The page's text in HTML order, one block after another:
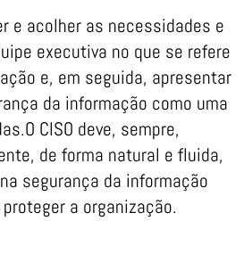
e acolher as necessidades e
executiva no que se refere
e, em seguida, apresentar
da informação como uma
CISO deve, sempre,
de forma natural e fluida,
segurança da informação
a organização.